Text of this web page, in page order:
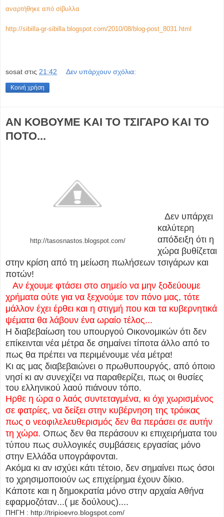
αναρτήθηκε από σίβυλλα
http://sibilla-gr-sibilla.blogspot.com/2010/08/blog-post_8031.html
sosat στις 21:42 Δεν υπάρχουν σχόλια:
Κοινή χρήση
ΑΝ ΚΟΒΟΥΜΕ ΚΑΙ ΤΟ ΤΣΙΓΑΡΟ ΚΑΙ ΤΟ
ΠΟΤΟ...
http://tasosnastos.blogspot.com/
Δεν υπάρχει
καλύτερη
απόδειξη ότι η
χώρα βυθίζεται
στην κρίση από τη μείωση πωλήσεων τσιγάρων και
ποτών!
Αν έχουμε φτάσει στο σημείο να μην ξοδεύουμε
χρήματα ούτε για να ξεχνούμε τον πόνο μας, τότε
μάλλον έχει έρθει και η στιγμή που και τα κυβερνητικά
ψέματα θα λάβουν ένα ωραίο τέλος...
Η διαβεβαίωση του υπουργού Οικονομικών ότι δεν
επίκεινται νέα μέτρα δε σημαίνει τίποτα άλλο από το
πως θα πρέπει να περιμένουμε νέα μέτρα!
Κι ας μας διαβεβαιώνει ο πρωθυπουργός, από όποιο
νησί κι αν συνεχίζει να παραθερίζει, πως οι θυσίες
του ελληνικού λαού πιάνουν τόπο.
Ηρθε η ώρα ο λαός συντεταγμένα, κι όχι χωρισμένος
σε φατρίες, να δείξει στην κυβέρνηση της τρόικας
πως ο νεοφιλελευθερισμός δεν θα περάσει σε αυτήν
τη χώρα. Οπως δεν θα περάσουν κι επιχειρήματα του
τύπου πως συλλογικές συμβάσεις εργασίας μόνο
στην Ελλάδα υπογράφονται.
Ακόμα κι αν ισχύει κάτι τέτοιο, δεν σημαίνει πως όσοι
το χρησιμοποιούν ως επιχείρημα έχουν δίκιο.
Κάποτε και η δημοκρατία μόνο στην αρχαία Αθήνα
εφαρμοζόταν...( με δούλους)....
ΠΗΓΗ : http://tripioevro.blogspot.com/